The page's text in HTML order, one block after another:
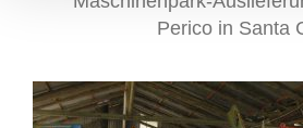
Perico in Santa